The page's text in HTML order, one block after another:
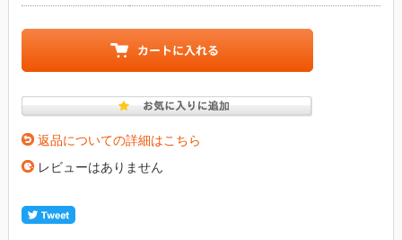
返品についての詳細はこちら
レビューはありません